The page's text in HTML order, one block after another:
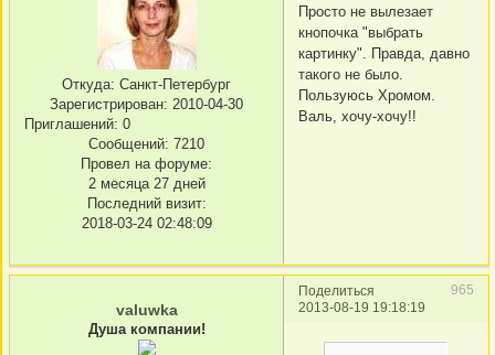
Откуда: Санкт-Петербург
Зарегистрирован: 2010-04-30
Приглашений: 0
Сообщений: 7210
Провел на форуме:
2 месяца 27 дней
Последний визит:
2018-03-24 02:48:09
Просто не вылезает
кнопочка "выбрать
картинку". Правда, давно
такого не было.
Пользуюсь Хромом.
Валь, хочу-хочу!!
Поделиться
965
2013-08-19 19:18:19
valuwka
Душа компании!